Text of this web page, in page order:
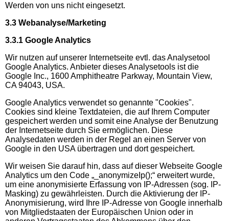
Werden von uns nicht eingesetzt.
3.3 Webanalyse/Marketing
3.3.1 Google Analytics
Wir nutzen auf unserer Internetseite evtl. das Analysetool
Google Analytics. Anbieter dieses Analysetools ist die
Google Inc., 1600 Amphitheatre Parkway, Mountain View,
CA 94043, USA.
Google Analytics verwendet so genannte "Cookies".
Cookies sind kleine Textdateien, die auf Ihrem Computer
gespeichert werden und somit eine Analyse der Benutzung
der Internetseite durch Sie ermöglichen. Diese
Analysedaten werden in der Regel an einen Server von
Google in den USA übertragen und dort gespeichert.
Wir weisen Sie darauf hin, dass auf dieser Webseite Google
Analytics um den Code „_anonymizeIp();“ erweitert wurde,
um eine anonymisierte Erfassung von IP-Adressen (sog. IP-
Masking) zu gewährleisten. Durch die Aktivierung der IP-
Anonymisierung, wird Ihre IP-Adresse von Google innerhalb
von Mitgliedstaaten der Europäischen Union oder in